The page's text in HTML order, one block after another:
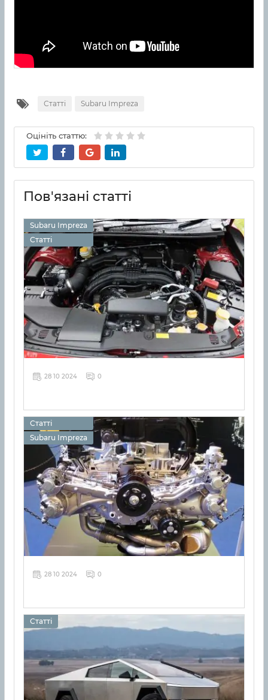
Статті Subaru Impreza
Оцініть статтю:
Пов'язані статті
Subaru Impreza
Статті
28 10 2024 0
Статті
Subaru Impreza
28 10 2024 0
Статті